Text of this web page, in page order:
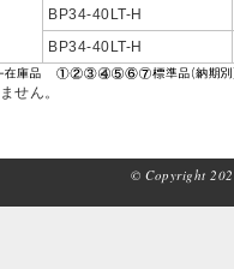
BP34-40LT-H
BP34-40LT-H
せん。
© Copyright